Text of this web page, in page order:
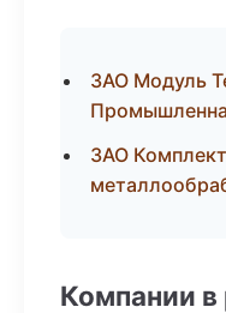
ЗАО Модуль
ЗАО
Компании в